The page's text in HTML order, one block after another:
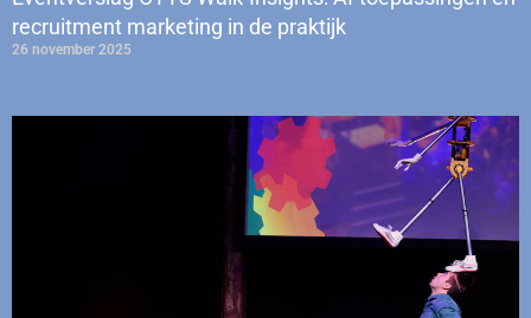
recruitment marketing in de praktijk
26 november 2025